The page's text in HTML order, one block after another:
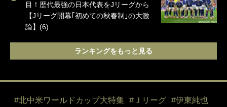
目！歴代最強の日本代表をJリーグから
【Jリーグ開幕｢初めての秋春制｣の大激
論】(6)
ランキングをもっと見る
#北中米ワールドカップ大特集 #Ｊリーグ
#伊東純也